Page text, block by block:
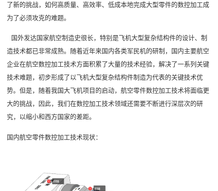
了新的挑战，如何高质量、高效率、低成本地完成大型零件的数控加工成
为了必须攻克的难题。
国外发达国家航空制造史很长，特别是飞机大型复杂结构件的设计、制
造技术都已非常成熟。随着近年来国内各类军民机的研制，国内主要航空
企业在航空数控加工技术方面积累了大量的技术经验，解决了一系列关键
技术难题，初步形成了以飞机大型复杂结构件制造为代表的关键技术优
势。但是，随着我国大飞机项目的启动，航空零件数控加工技术将面临更
大的挑战，因此，我们在数控加工技术领域还需要不断进行深层次的研
究，以缩小和西方国家的差距。
国内航空零件数控加工技术现状：